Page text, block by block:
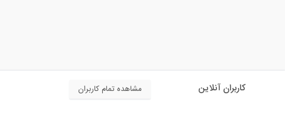
کاربران آنلاین مشاهده تمام کاربران